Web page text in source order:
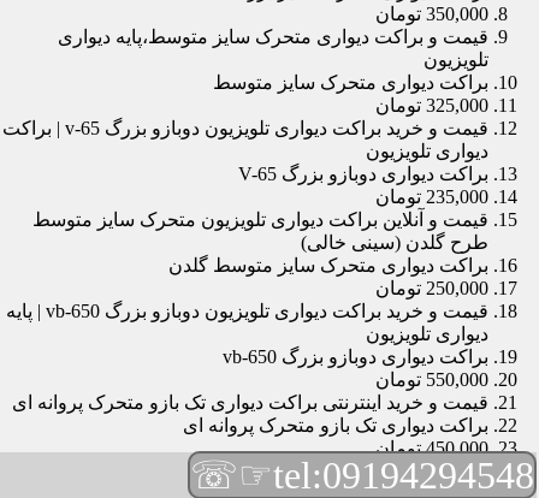
350,000 تومان
قیمت و براکت دیواری متحرک سایز متوسط،پایه دیواری
تلویزیون
براکت دیواری متحرک سایز متوسط
325,000 تومان
قیمت و خرید براکت دیواری تلویزیون دوبازو بزرگ v-65 | براکت
دیواری تلویزیون
براکت دیواری دوبازو بزرگ V-65
235,000 تومان
قیمت و آنلاین براکت دیواری تلویزیون متحرک سایز متوسط
طرح گلدن (سینی خالی)
براکت دیواری متحرک سایز متوسط گلدن
250,000 تومان
قیمت و خرید براکت دیواری تلویزیون دوبازو بزرگ vb-650 | پایه
دیواری تلویزیون
براکت دیواری دوبازو بزرگ vb-650
550,000 تومان
قیمت و خرید اینترنتی براکت دیواری تک بازو متحرک پروانه ای
براکت دیواری تک بازو متحرک پروانه ای
450,000 تومان
قیمت و براکت دیواری تلویزیون مچی | براکت دیواری تلویزیون
tel:09194294548
☞☏